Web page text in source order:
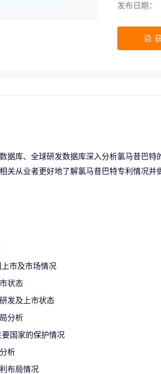
全链路赋能，助力生物医药‘十五五
发布日期：
据库、全球研发数据库深入分析氯马昔巴
关从业者更好地了解氯马昔巴特专利情况
市及市场情况
状态
发及上市状态
分析
国家的保护情况
析
布局情况